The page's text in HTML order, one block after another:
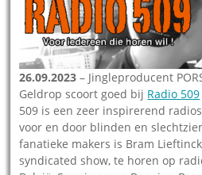
26.09.2023 – Jingleproducent
Geldrop scoort goed bij Radio 509
509 is een zeer inspirerend
voor en door blinden en
fanatieke makers is Bram
syndicated show, te horen op